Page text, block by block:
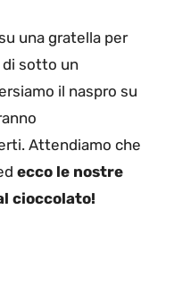
una gratella per
di sotto un
il naspro su
Attendiamo che
ecco le nostre
cioccolato!